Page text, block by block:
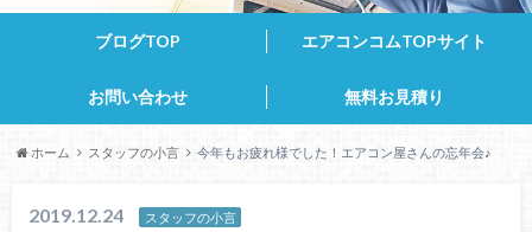
ブログTOP エアコンコムTOPサイト
お問い合わせ 無料お見積り
ホーム スタッフの小言 今年もお疲れ様でした！エアコン屋さんの忘年会♪
2019.12.24 スタッフの小言